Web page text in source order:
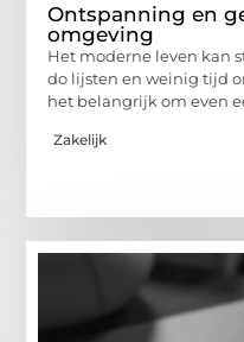
Ontspanning en
omgeving
Het moderne leven kan
do lijsten en weinig tijd
het belangrijk om even
Zakelijk